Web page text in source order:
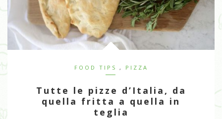
FOOD TIPS , PIZZA
Tutte le pizze d’Italia, da
quella fritta a quella in
teglia